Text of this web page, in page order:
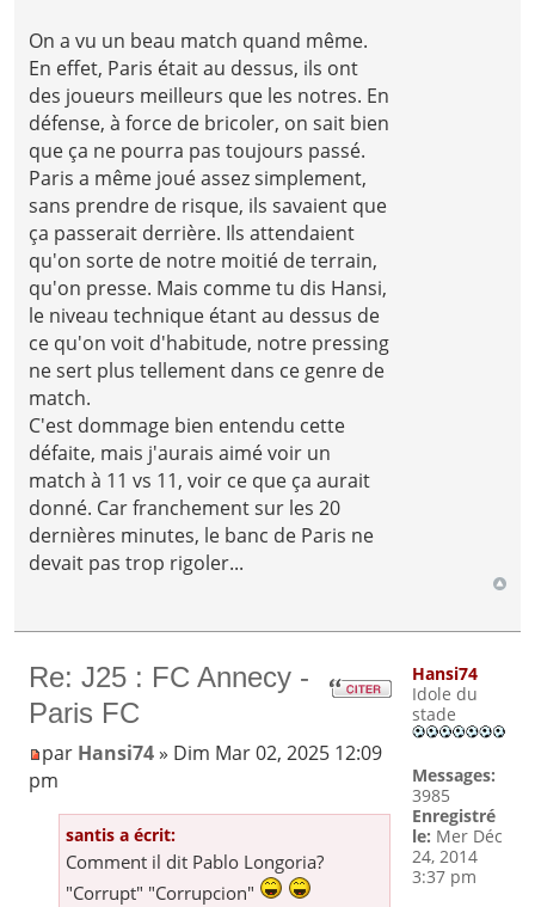
On a vu un beau match quand même.
En effet, Paris était au dessus, ils ont
des joueurs meilleurs que les notres. En
défense, à force de bricoler, on sait bien
que ça ne pourra pas toujours passé.
Paris a même joué assez simplement,
sans prendre de risque, ils savaient que
ça passerait derrière. Ils attendaient
qu'on sorte de notre moitié de terrain,
qu'on presse. Mais comme tu dis Hansi,
le niveau technique étant au dessus de
ce qu'on voit d'habitude, notre pressing
ne sert plus tellement dans ce genre de
match.
C'est dommage bien entendu cette
défaite, mais j'aurais aimé voir un
match à 11 vs 11, voir ce que ça aurait
donné. Car franchement sur les 20
dernières minutes, le banc de Paris ne
devait pas trop rigoler...
Re: J25 : FC Annecy -
Paris FC
par Hansi74» Dim Mar 02, 2025 12:09
pm
santis a écrit:
Comment il dit Pablo Longoria?
"Corrupt" "Corrupcion"
Hansi74
Idole du
stade
Messages:
3985
Enregistré
le: Mer Déc
24, 2014
3:37 pm